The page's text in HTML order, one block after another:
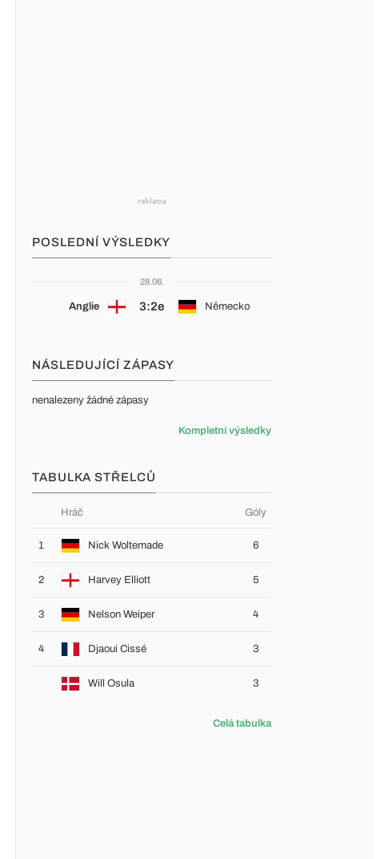
POSLEDNÍ VÝSLEDKY
28.06.
Anglie 3:2e Německo
NÁSLEDUJÍCÍ ZÁPASY
nenalezeny žádné zápasy
Kompletní výsledky
TABULKA STŘELCŮ
Hráč Góly
1 Nick Woltemade 6
2 Harvey Elliott 5
3 Nelson Weiper 4
4 Djaoui Cissé 3
Will Osula 3
Celá tabulka